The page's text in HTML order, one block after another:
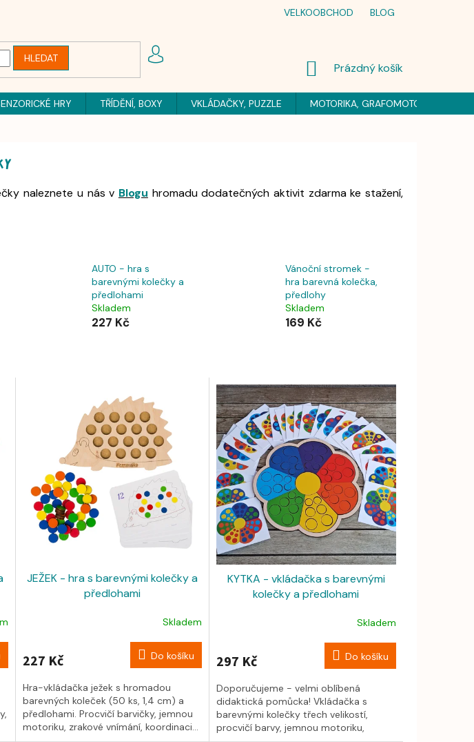
VELKOOBCHOD BLOG
HLEDAT
NÁKUPNÍ
Prázdný košík
HRY TŘÍDĚNÍ, BOXY VKLÁDAČKY, PUZZLE MOTORIKA, GRAFOMOTORIKA
naleznete u nás v Blogu hromadu dodatečných aktivit zdarma ke stažení,
AUTO - hra s
barevnými kolečky a
předlohami
Skladem
227 Kč
Vánoční stromek -
hra barevná kolečka,
předlohy
Skladem
169 Kč
JEŽEK - hra s barevnými kolečky a
předlohami
Skladem
227 Kč Do košíku
Hra-vkládačka ježek s hromadou
barevných koleček (50 ks, 1,4 cm) a
předlohami. Procvičí barvičky, jemnou
motoriku, zrakové vnímání, koordinaci...
KYTKA - vkládačka s barevnými
kolečky a předlohami
Skladem
297 Kč Do košíku
Doporučujeme - velmi oblíbená
didaktická pomůcka! Vkládačka s
barevnými kolečky třech velikostí,
procvičí barvy, jemnou motoriku,